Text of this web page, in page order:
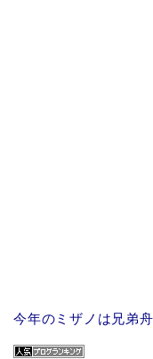
今年のミザノは兄弟